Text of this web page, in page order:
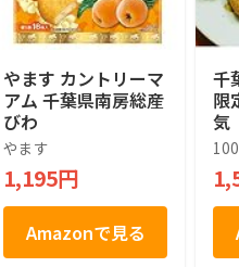
やます カントリーマ
アム 千葉県南房総産
びわ
やます
1,195円
Amazonで見る
千
限
気
生
ー
り
り